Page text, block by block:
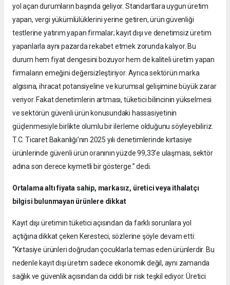
yol açan durumların başında geliyor. Standartlara uygun üretim
yapan, vergi yükümlülüklerini yerine getiren, ürün güvenliği
testlerine yatırım yapan firmalar; kayıt dışı ve denetimsiz üretim
yapanlarla aynı pazarda rekabet etmek zorunda kalıyor. Bu
durum hem fiyat dengesini bozuyor hem de kaliteli üretim yapan
firmaların emeğini değersizleştiriyor. Ayrıca sektörün marka
algısına, ihracat potansiyeline ve kurumsal gelişimine büyük zarar
veriyor. Fakat denetimlerin artması, tüketici bilincinin yükselmesi
ve sektörün güvenli ürün konusundaki hassasiyetinin
güçlenmesiyle birlikte olumlu bir ilerleme olduğunu söyleyebiliriz.
T.C. Ticaret Bakanlığı’nın 2025 yılı denetimlerinde kırtasiye
ürünlerinde güvenli ürün oranının yüzde 99,33’e ulaşması, sektör
adına son derece kıymetli bir gösterge.” dedi.
Ortalama altı fiyata sahip, markasız, üretici veya ithalatçı
bilgisi bulunmayan ürünlere dikkat
Kayıt dışı üretimin tüketici açısından da farklı sorunlara yol
açtığına dikkat çeken Keresteci, sözlerine şöyle devam etti:
“Kırtasiye ürünleri doğrudan çocuklarla temas eden ürünlerdir. Bu
nedenle kayıt dışı üretim sadece ekonomik değil, aynı zamanda
sağlık ve güvenlik açısından da ciddi bir risk teşkil ediyor. Üretici